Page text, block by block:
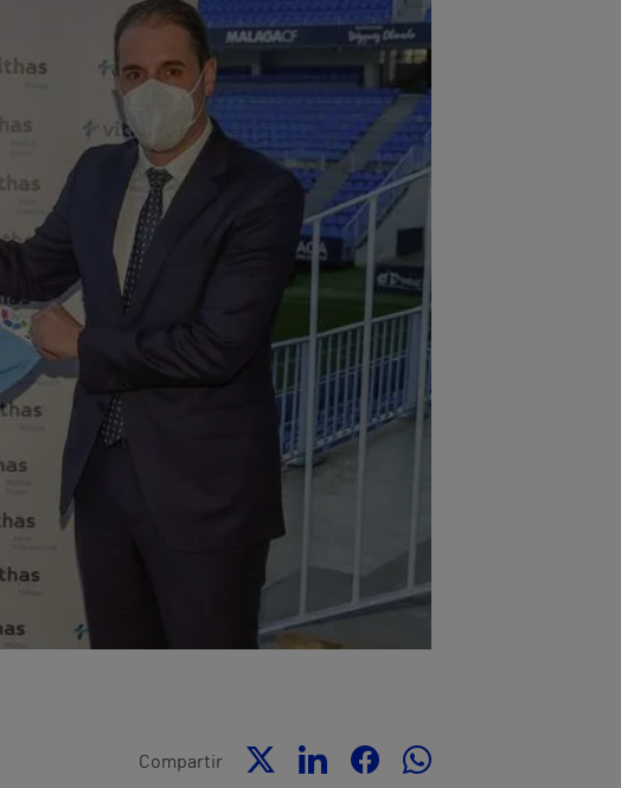
Compartir